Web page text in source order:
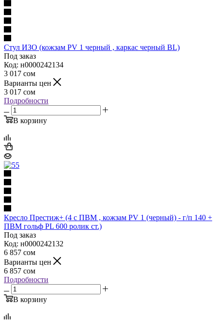
Стул ИЗО (кожзам PV 1 черный , каркас черный BL)
Под заказ
Код: н0000242134
3 017 сом
Варианты цен
3 017 сом
Подробности
В корзину
Кресло Престиж+ (4 с ПВМ , кожзам PV 1 (черный) - г/п 140 +
ПВМ гольф PL 600 ролик ст.)
Под заказ
Код: н0000242132
6 857 сом
Варианты цен
6 857 сом
Подробности
В корзину